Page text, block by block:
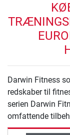
Darwin Fitness
redskaber til
serien Darwin
omfattende
Darwin Fitness.